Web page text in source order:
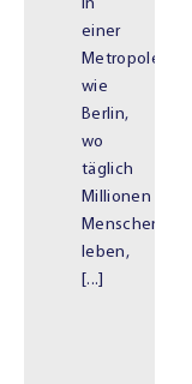
In
einer
Metropole
wie
Berlin,
wo
täglich
Millionen
Menschen
leben,
[...]